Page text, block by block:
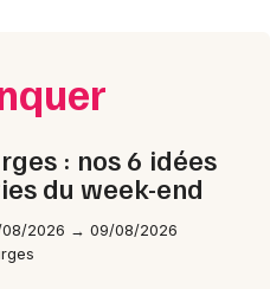
: nos 6 idées
du week-end
2026 → 09/08/2026